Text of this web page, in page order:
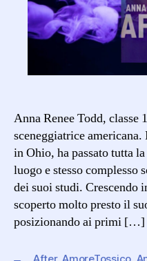
Anna Renee Todd, classe
sceneggiatrice
in Ohio, ha passato tutta
luogo e stesso complesso
dei suoi studi. Crescendo
scoperto molto presto il
posizionando ai primi […]